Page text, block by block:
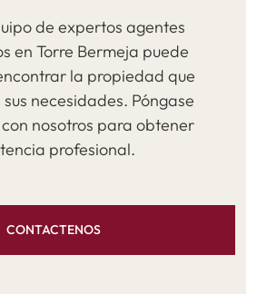
de expertos agentes
en Torre Bermeja puede
la propiedad que
necesidades. Póngase
nosotros para obtener
profesional.
CONTACTENOS